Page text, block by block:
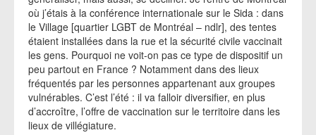
où j’étais à la conférence internationale sur le Sida : dans
le Village [quartier LGBT de Montréal – ndlr], des tentes
étaient installées dans la rue et la sécurité civile vaccinait
les gens. Pourquoi ne voit-on pas ce type de dispositif un
peu partout en France ? Notamment dans des lieux
fréquentés par les personnes appartenant aux groupes
vulnérables. C’est l’été : il va falloir diversifier, en plus
d’accroître, l’offre de vaccination sur le territoire dans les
lieux de villégiature.